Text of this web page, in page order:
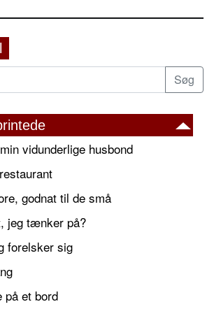
vidunderlige husbond
godnat til de små
jeg tænker på?
forelsker sig
på et bord